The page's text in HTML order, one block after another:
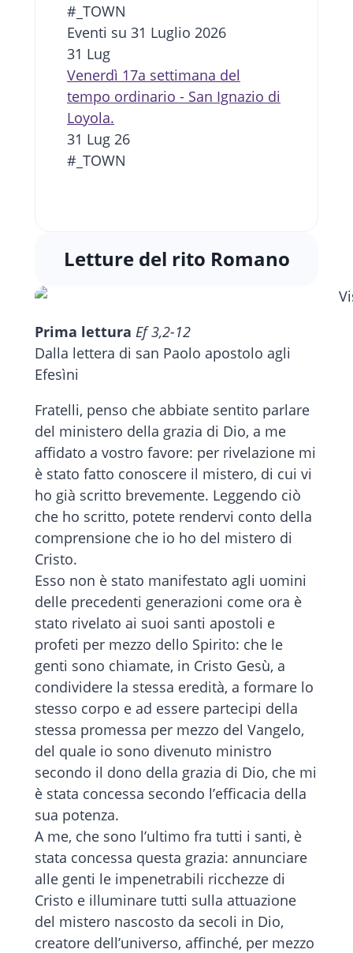
#_TOWN
Eventi su 31 Luglio 2026
31 Lug
Venerdì 17a settimana del
tempo ordinario - San Ignazio di
Loyola.
31 Lug 26
#_TOWN
Letture del rito Romano
Prima lettura Ef 3,2-12
Dalla lettera di san Paolo apostolo agli
Efesìni
Fratelli, penso che abbiate sentito parlare
del ministero della grazia di Dio, a me
affidato a vostro favore: per rivelazione mi
è stato fatto conoscere il mistero, di cui vi
ho già scritto brevemente. Leggendo ciò
che ho scritto, potete rendervi conto della
comprensione che io ho del mistero di
Cristo.
Esso non è stato manifestato agli uomini
delle precedenti generazioni come ora è
stato rivelato ai suoi santi apostoli e
profeti per mezzo dello Spirito: che le
genti sono chiamate, in Cristo Gesù, a
condividere la stessa eredità, a formare lo
stesso corpo e ad essere partecipi della
stessa promessa per mezzo del Vangelo,
del quale io sono divenuto ministro
secondo il dono della grazia di Dio, che mi
è stata concessa secondo l’efficacia della
sua potenza.
A me, che sono l’ultimo fra tutti i santi, è
stata concessa questa grazia: annunciare
alle genti le impenetrabili ricchezze di
Cristo e illuminare tutti sulla attuazione
del mistero nascosto da secoli in Dio,
creatore dell’universo, affinché, per mezzo